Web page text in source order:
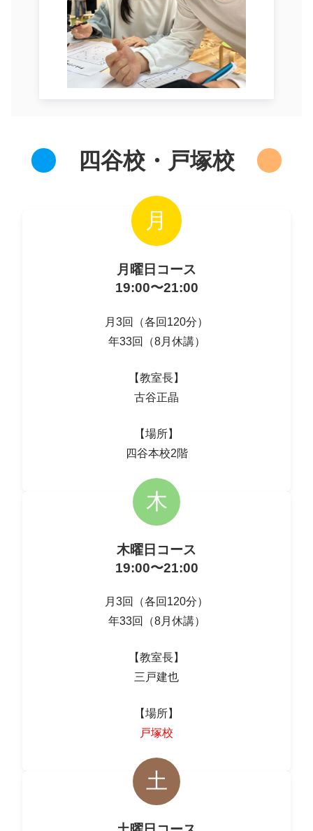
四谷校・戸塚校
月
月曜日コース
19:00〜21:00
月3回（各回120分）
年33回（8月休講）
【教室長】
古谷正晶
【場所】
四谷本校2階
木
木曜日コース
19:00〜21:00
月3回（各回120分）
年33回（8月休講）
【教室長】
三戸建也
【場所】
戸塚校
土